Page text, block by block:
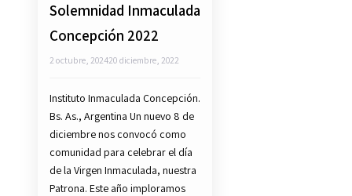
Solemnidad Inmaculada
Concepción 2022
2 octubre, 202420 diciembre, 2022
Instituto Inmaculada Concepción.
Bs. As., Argentina Un nuevo 8 de
diciembre nos convocó como
comunidad para celebrar el día
de la Virgen Inmaculada, nuestra
Patrona. Este año imploramos